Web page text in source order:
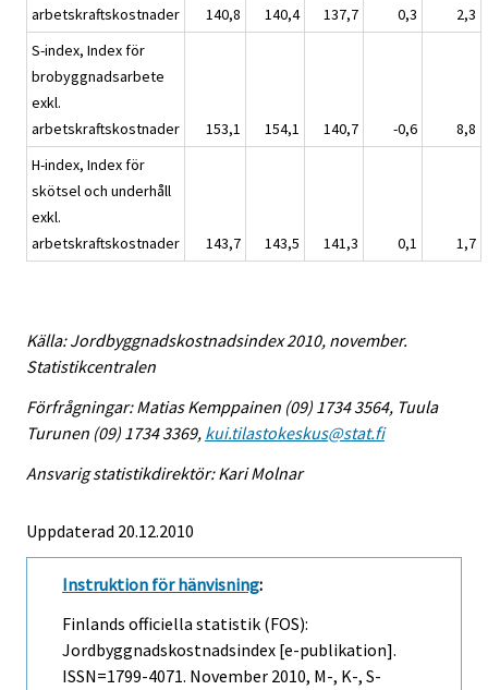
arbetskraftskostnader
140,8 140,4 137,7 0,3
2,3
S-index, Index för
brobyggnadsarbete
exkl.
arbetskraftskostnader
153,1 154,1 140,7 -0,6
8,8
H-index, Index för
skötsel och underhåll
exkl.
arbetskraftskostnader
143,7 143,5 141,3 0,1 1,7
Källa: Jordbyggnadskostnadsindex 2010, november.
Statistikcentralen
Förfrågningar: Matias Kemppainen (09) 1734 3564, Tuula
Turunen (09) 1734 3369, kui.tilastokeskus@stat.fi
Ansvarig statistikdirektör: Kari Molnar
Uppdaterad 20.12.2010
Instruktion för hänvisning:
Finlands officiella statistik (FOS):
Jordbyggnadskostnadsindex [e-publikation].
ISSN=1799-4071. November 2010, M-, K-, S-